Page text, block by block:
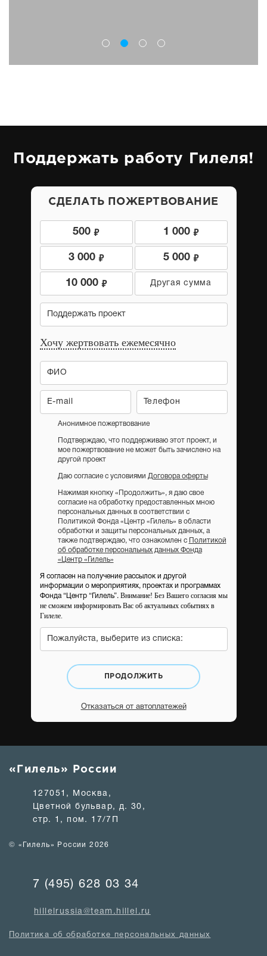
Поддержать работу Гилеля!
СДЕЛАТЬ ПОЖЕРТВОВАНИЕ
500 9 1 000 9
3 000 9 5 000 9
10 000 9
Поддержать проект
Хочу жертвовать ежемесячно
Анонимное пожертвование
Подтверждаю, что поддерживаю этот проект, и
мое пожертвование не может быть зачислено на
другой проект
Даю согласие с условиями Договора оферты
Нажимая кнопку «Продолжить», я даю свое
согласие на обработку предоставленных мною
персональных данных в соответствии с
Политикой Фонда «Центр «Гилель» в области
обработки и защиты персональных данных, а
также подтверждаю, что ознакомлен с
Политикой
об обработке персональных данных Фонда
«Центр «Гилель»
Я согласен на получение рассылок и другой
информации о мероприятиях, проектах и программах
Фонда “Центр “Гилель”. Внимание! Без Вашего согласия мы
не сможем информировать Вас об актуальных событиях в
Гилеле.
Пожалуйста, выберите из списка:
ПРОДОЛЖИТЬ
Отказаться от автоплатежей
«Гилель» России
127051, Москва,
Цветной бульвар, д. 30,
стр. 1, пом. 17/7П
© «Гилель» России 2026
7 (495) 628 03 34
hillelrussia@team.hillel.ru
Политика об обработке персональных данных